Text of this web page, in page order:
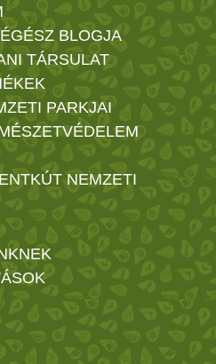
BLOGJA
TÁRSULAT
PARKJAI
NEMZETI